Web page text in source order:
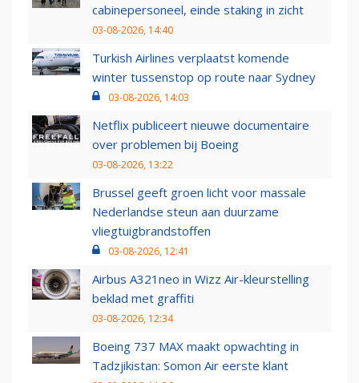
cabinepersoneel, einde staking in zicht
03-08-2026, 14:40
Turkish Airlines verplaatst komende
winter tussenstop op route naar Sydney
03-08-2026, 14:03
Netflix publiceert nieuwe documentaire
over problemen bij Boeing
03-08-2026, 13:22
Brussel geeft groen licht voor massale
Nederlandse steun aan duurzame
vliegtuigbrandstoffen
03-08-2026, 12:41
Airbus A321neo in Wizz Air-kleurstelling
beklad met graffiti
03-08-2026, 12:34
Boeing 737 MAX maakt opwachting in
Tadzjikistan: Somon Air eerste klant